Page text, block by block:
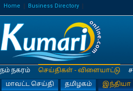
Home Business Directory
நம் நகரம்
செய்திகள் - விளையாட்டு
மாவட்ட செய்தி
தமிழகம் இந்தியா